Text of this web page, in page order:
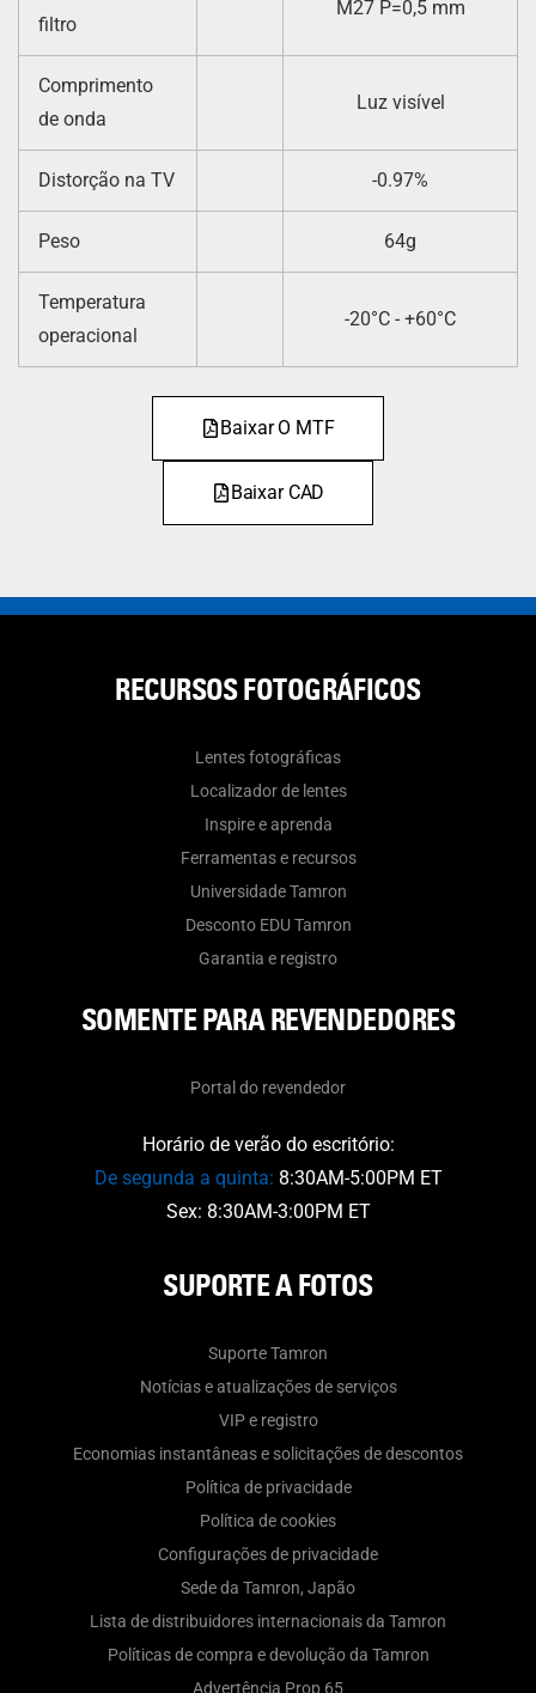
filtro
M27 P=0,5 mm
Comprimento
de onda
Luz visível
Distorção na TV -0.97%
Peso 64g
Temperatura
operacional
-20°C - +60°C
Baixar O MTF
Baixar CAD
RECURSOS FOTOGRÁFICOS
Lentes fotográficas
Localizador de lentes
Inspire e aprenda
Ferramentas e recursos
Universidade Tamron
Desconto EDU Tamron
Garantia e registro
SOMENTE PARA REVENDEDORES
Portal do revendedor
Horário de verão do escritório:
De segunda a quinta: 8:30AM-5:00PM ET
Sex: 8:30AM-3:00PM ET
SUPORTE A FOTOS
Suporte Tamron
Notícias e atualizações de serviços
VIP e registro
Economias instantâneas e solicitações de descontos
Política de privacidade
Política de cookies
Configurações de privacidade
Sede da Tamron, Japão
Lista de distribuidores internacionais da Tamron
Políticas de compra e devolução da Tamron
Advertência Prop 65